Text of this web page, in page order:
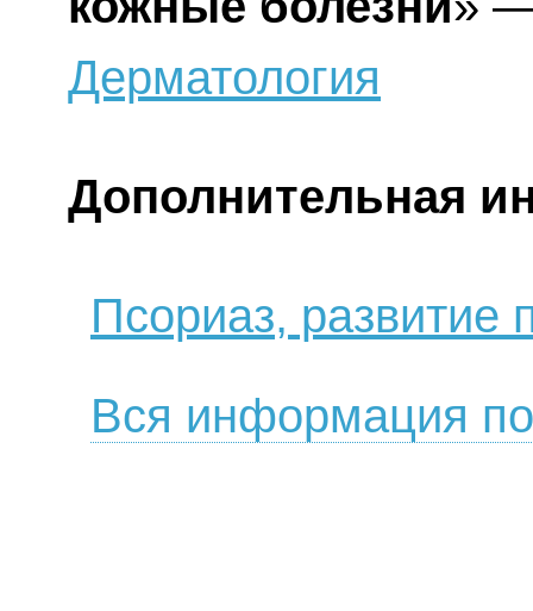
Дерматология
Дополнительная
Псориаз, развитие
Вся информация